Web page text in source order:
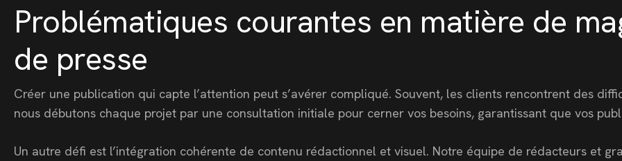
Problématiques courantes en matière de
de presse
Créer une publication qui capte l’attention peut s’avérer compliqué. Souvent, les clients rencontrent des
nous débutons chaque projet par une consultation initiale pour cerner vos besoins, garantissant que vos
Un autre défi est l’intégration cohérente de contenu rédactionnel et visuel. Notre équipe de rédacteurs et